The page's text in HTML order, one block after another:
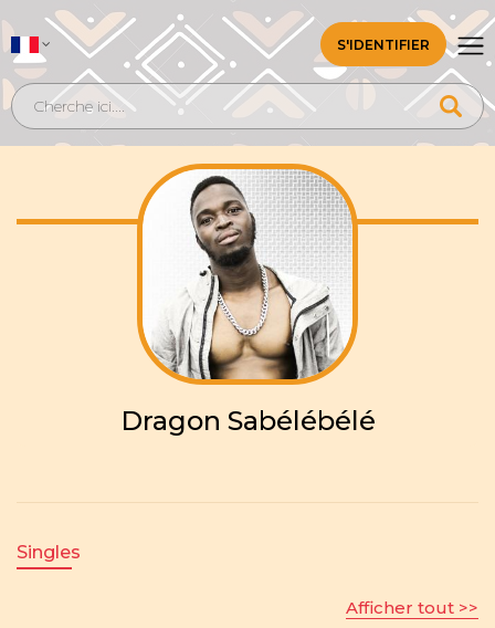
S'IDENTIFIER
Dragon Sabélébélé
Singles
Afficher tout >>